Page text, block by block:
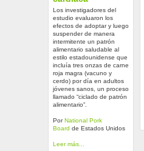
Los investigadores del
estudio evaluaron los
efectos de adoptar y luego
suspender de manera
intermitente un patrón
alimentario saludable al
estilo estadounidense que
incluía tres onzas de carne
roja magra (vacuno y
cerdo) por día en adultos
jóvenes sanos, un proceso
llamado “ciclado de patrón
alimentario”.
PorNational Pork
Board de Estados Unidos
Leer más...